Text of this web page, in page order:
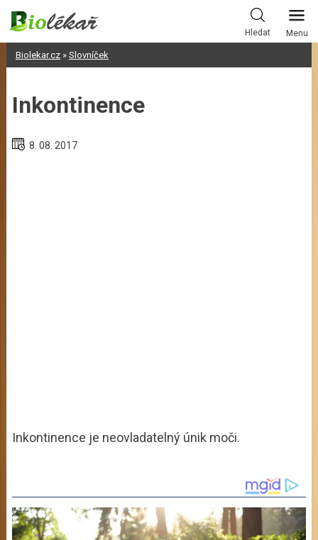
Skip
content
Hledat Menu
Biolekar.cz» Slovníček
Inkontinence
8. 08. 2017
Inkontinence je neovladatelný únik moči.